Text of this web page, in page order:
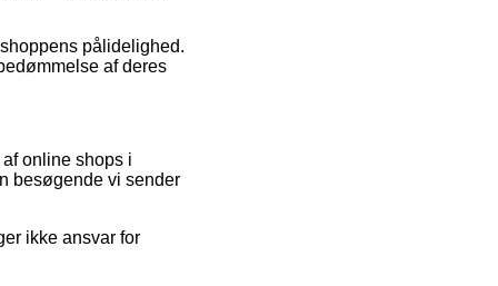
pålidelighed.
af deres
online shops i
besøgende vi sender
ikke ansvar for